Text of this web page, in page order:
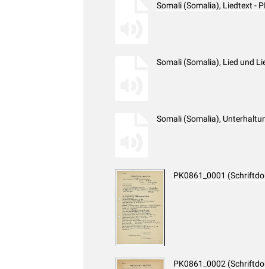
Somali (Somalia), Liedtext -
Somali (Somalia), Lied und
Somali (Somalia),
PK0861_0001
PK0861_0002